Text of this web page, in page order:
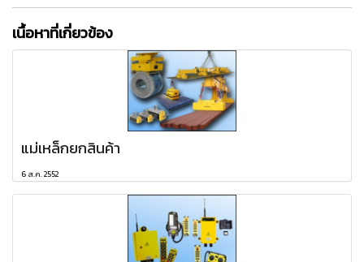
เนื้อหาที่เกี่ยวข้อง
แม่เหล็กยกสินค้า
6 ส.ค. 2552